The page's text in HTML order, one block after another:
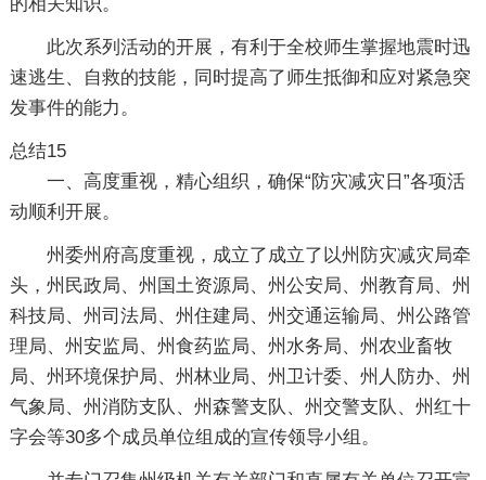
此次系列活动的开展，有利于全校师生掌握地震时迅
速逃生、自救的技能，同时提高了师生抵御和应对紧急突
发事件的能力。
总结15
一、高度重视，精心组织，确保“防灾减灾日”各项活
动顺利开展。
州委州府高度重视，成立了成立了以州防灾减灾局牵
头，州民政局、州国土资源局、州公安局、州教育局、州
科技局、州司法局、州住建局、州交通运输局、州公路管
理局、州安监局、州食药监局、州水务局、州农业畜牧
局、州环境保护局、州林业局、州卫计委、州人防办、州
气象局、州消防支队、州森警支队、州交警支队、州红十
字会等30多个成员单位组成的宣传领导小组。